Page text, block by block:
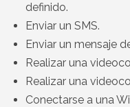
definido.
Enviar un SMS.
Enviar un mensaje
Realizar una
Realizar una
Conectarse a una